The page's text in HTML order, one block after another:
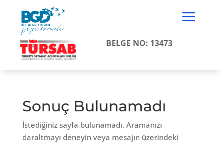
BELGE NO: 13473
Sonuç Bulunamadı
İstediğiniz sayfa bulunamadı. Aramanızı
daraltmayı deneyin veya mesajın üzerindeki